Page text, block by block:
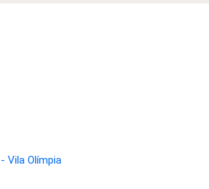
Vila Olímpia